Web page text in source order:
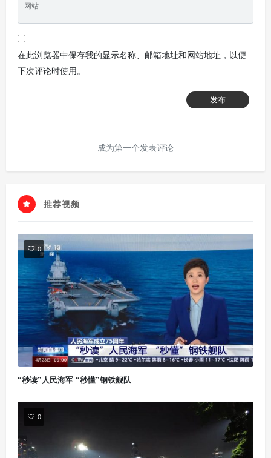
网站
在此浏览器中保存我的显示名称、邮箱地址和网站地址，以便
下次评论时使用。
发布
成为第一个发表评论
推荐视频
0
“秒读”人民海军 “秒懂”钢铁舰队
0